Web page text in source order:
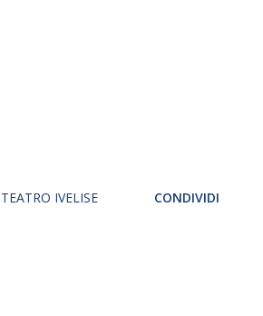
TEATRO IVELISE CONDIVIDI